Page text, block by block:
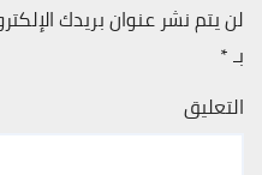
لن يتم نشر عنوان بريدك
بـ*
التعليق